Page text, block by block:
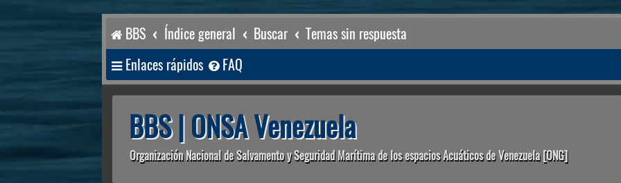
BBS Índice general Buscar Temas sin respuesta
Enlaces rápidos FAQ
BBS | ONSA Venezuela
Organización Nacional de Salvamento y Seguridad Marítima de los espacios Acuáticos de Venezuela [ONG]